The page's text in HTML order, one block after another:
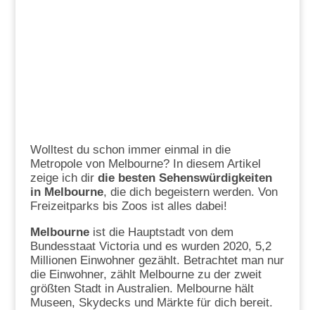
Wolltest du schon immer einmal in die
Metropole von Melbourne? In diesem Artikel
zeige ich dir die besten Sehenswürdigkeiten
in Melbourne, die dich begeistern werden. Von
Freizeitparks bis Zoos ist alles dabei!
Melbourneist die Hauptstadt von dem
Bundesstaat Victoria und es wurden 2020, 5,2
Millionen Einwohner gezählt. Betrachtet man nur
die Einwohner, zählt Melbourne zu der zweit
größten Stadt in Australien. Melbourne hält
Museen, Skydecks und Märkte für dich bereit.